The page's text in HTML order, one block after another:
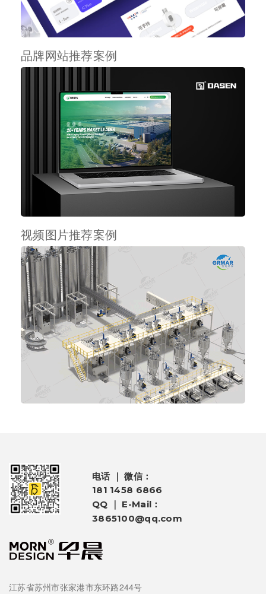
品牌网站推荐案例
视频图片推荐案例
电话 ｜ 微信：
181 1458 6866
QQ ｜ E-Mail：
3865100@qq.com
江苏省苏州市张家港市东环路244号